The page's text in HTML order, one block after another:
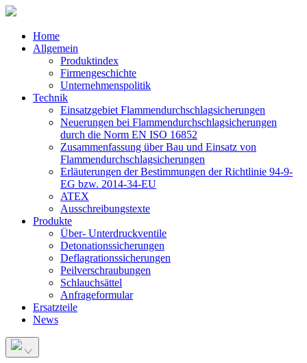
Home
Allgemein
Produktindex
Firmengeschichte
Unternehmenspolitik
Technik
Einsatzgebiet Flammendurchschlagsicherungen
Neuerungen bei Flammendurchschlagsicherungen
durch die Norm EN ISO 16852
Zusammenfassung über Bau und Einsatz von
Flammendurchschlagsicherungen
Erläuterungen der Bestimmungen der Richtlinie 94-9-
EG bzw. 2014-34-EU
ATEX
Ausschreibungstexte
Produkte
Über- Unterdruckventile
Detonationssicherungen
Deflagrationssicherungen
Peilverschraubungen
Schlauchsättel
Anfrageformular
Ersatzteile
News